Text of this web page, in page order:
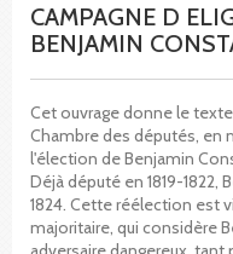
CAMPAGNE D
BENJAMIN
Cet ouvrage donne le
Chambre des députés, en
l'élection de Benjamin
Déjà député en 1819-
1824. Cette réélection est
majoritaire, qui considère